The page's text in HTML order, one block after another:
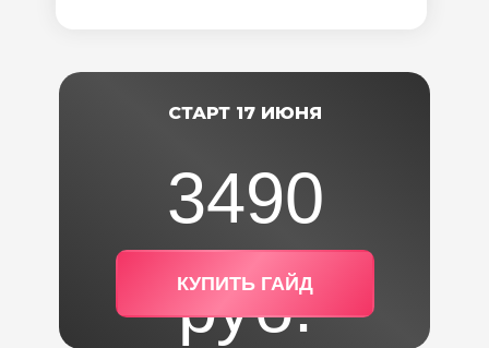
3490
руб.
КУПИТЬ ГАЙД
СТАРТ 17 ИЮНЯ